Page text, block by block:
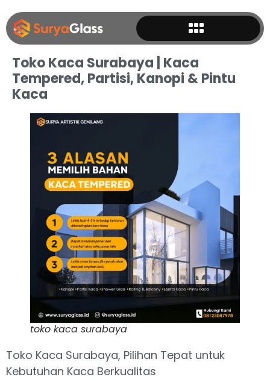
Toko Kaca Surabaya | Kaca
Tempered, Partisi, Kanopi & Pintu
Kaca
toko kaca surabaya
Toko Kaca Surabaya, Pilihan Tepat untuk
Kebutuhan Kaca Berkualitas